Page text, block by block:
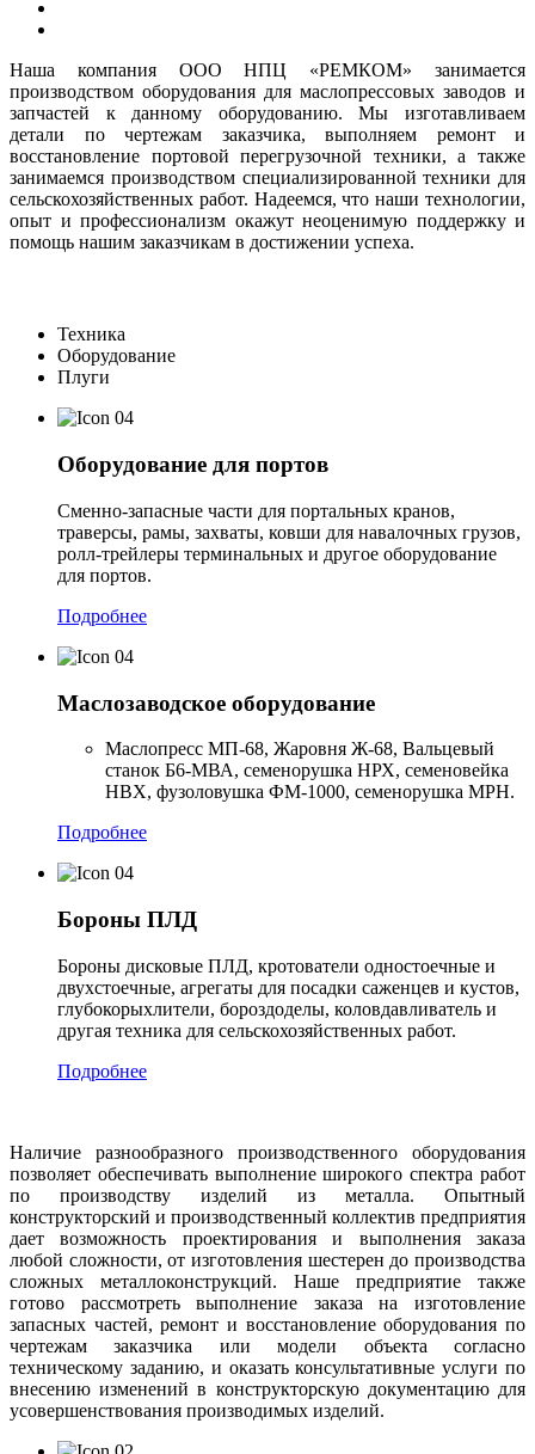
Наша компания ООО НПЦ «РЕМКОМ» занимается
производством оборудования для маслопрессовых заводов и
запчастей к данному оборудованию. Мы изготавливаем
детали по чертежам заказчика, выполняем ремонт и
восстановление портовой перегрузочной техники, а также
занимаемся производством специализированной техники для
сельскохозяйственных работ. Надеемся, что наши технологии,
опыт и профессионализм окажут неоценимую поддержку и
помощь нашим заказчикам в достижении успеха.
Техника
Оборудование
Плуги
Оборудование для портов
Cменно-запасные части для портальных кранов,
траверсы, рамы, захваты, ковши для навалочных грузов,
ролл-трейлеры терминальных и другое оборудование
для портов.
Подробнее
Маслозаводское оборудование
Маслопресс МП-68, Жаровня Ж-68, Вальцевый
станок Б6-МВА, семенорушка НРХ, семеновейка
НВХ, фузоловушка ФМ-1000, семенорушка МРН.
Подробнее
Бороны ПЛД
Бороны дисковые ПЛД, кротователи одностоечные и
двухстоечные, агрегаты для посадки саженцев и кустов,
глубокорыхлители, бороздоделы, коловдавливатель и
другая техника для сельскохозяйственных работ.
Подробнее
Наличие разнообразного производственного оборудования
позволяет обеспечивать выполнение широкого спектра работ
по производству изделий из металла. Опытный
конструкторский и производственный коллектив предприятия
дает возможность проектирования и выполнения заказа
любой сложности, от изготовления шестерен до производства
сложных металлоконструкций. Наше предприятие также
готово рассмотреть выполнение заказа на изготовление
запасных частей, ремонт и восстановление оборудования по
чертежам заказчика или модели объекта согласно
техническому заданию, и оказать консультативные услуги по
внесению изменений в конструкторскую документацию для
усовершенствования производимых изделий.